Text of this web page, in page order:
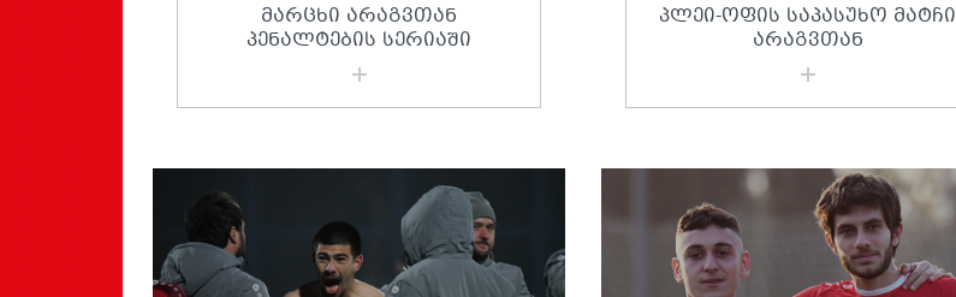
ᲛᲐᲠᲪᲮᲘ ᲐᲠᲐᲒᲕᲗᲐᲜ
ᲞᲔᲜᲐᲚᲢᲔᲑᲘᲡ ᲡᲔᲠᲘᲐᲨᲘ
ᲞᲚᲔᲘ-ᲝᲤᲘᲡ ᲡᲐᲞᲐᲡᲣᲮᲝ ᲛᲐᲢᲩᲘ
ᲐᲠᲐᲒᲕᲗᲐᲜ